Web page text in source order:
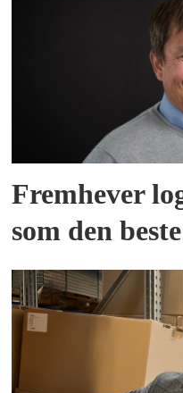
Fremhever
som den